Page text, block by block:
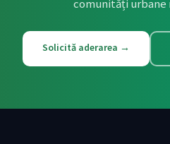
comunități urbane
Solicită aderarea →